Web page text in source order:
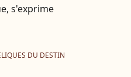
s'exprime
DU DESTIN